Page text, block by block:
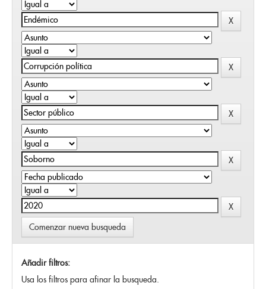
Comenzar nueva busqueda
Añadir filtros:
Usa los filtros para afinar la busqueda.